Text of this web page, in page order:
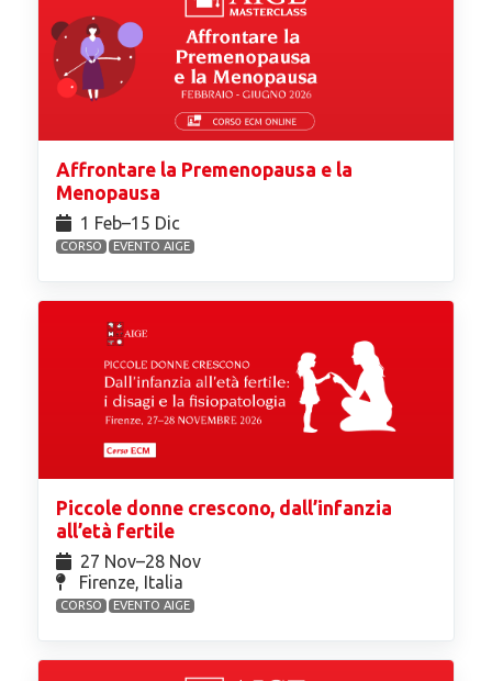
Affrontare la Premenopausa e la
Menopausa
1 Feb⁠–15 Dic
CORSO EVENTO AIGE
Piccole donne crescono, dall’infanzia
all’età fertile
27 Nov⁠–28 Nov
Firenze, Italia
CORSO EVENTO AIGE